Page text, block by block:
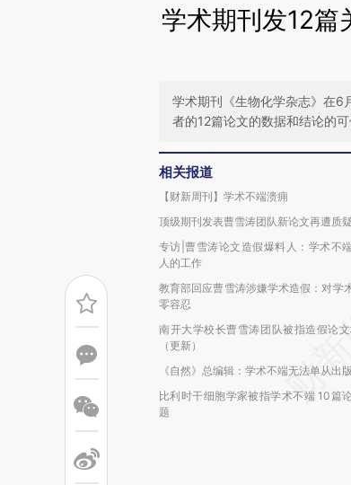
学术期刊发12篇
学术期刊《生物化学杂志》在6
者的12篇论文的数据和结论的
相关报道
【财新周刊】学术不端溃痈
顶级期刊发表曹雪涛团队新论文再遭质疑
专访|曹雪涛论文造假爆料人：学术不
人的工作
教育部回应曹雪涛涉嫌学术造假：对学
零容忍
南开大学校长曹雪涛团队被指造假论
（更新）
《自然》总编辑：学术不端无法单从出
比利时干细胞学家被指学术不端 10篇
题